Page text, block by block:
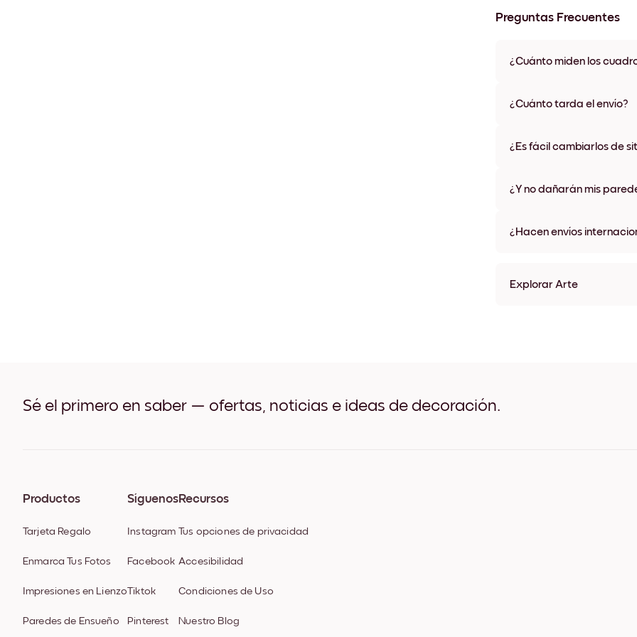
Preguntas Frecuentes
¿Cuánto miden los
materiales y colores de
¿Cuánto tarda el envío?
algunos países. Te
¿Es fácil cambiarlos de
¿Y no dañarán mis
¿Hacen envíos
Explorar Arte
Sé el primero en saber — ofertas, noticias e ideas de decoración.
Productos
Tarjeta Regalo
Enmarca Tus Fotos
Impresiones en Lienzo
Paredes de Ensueño
Síguenos
Instagram
Facebook
Tiktok
Pinterest
Recursos
Tus opciones de privacidad
Accesibilidad
Condiciones de Uso
Nuestro Blog